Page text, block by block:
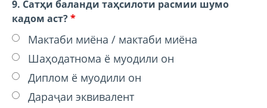
9. Сатҳи баланди таҳсилоти расмии шумо
кадом аст?*
Мактаби миёна / мактаби миёна
Шаҳодатнома ё муодили он
Диплом ё муодили он
Дараҷаи эквивалент